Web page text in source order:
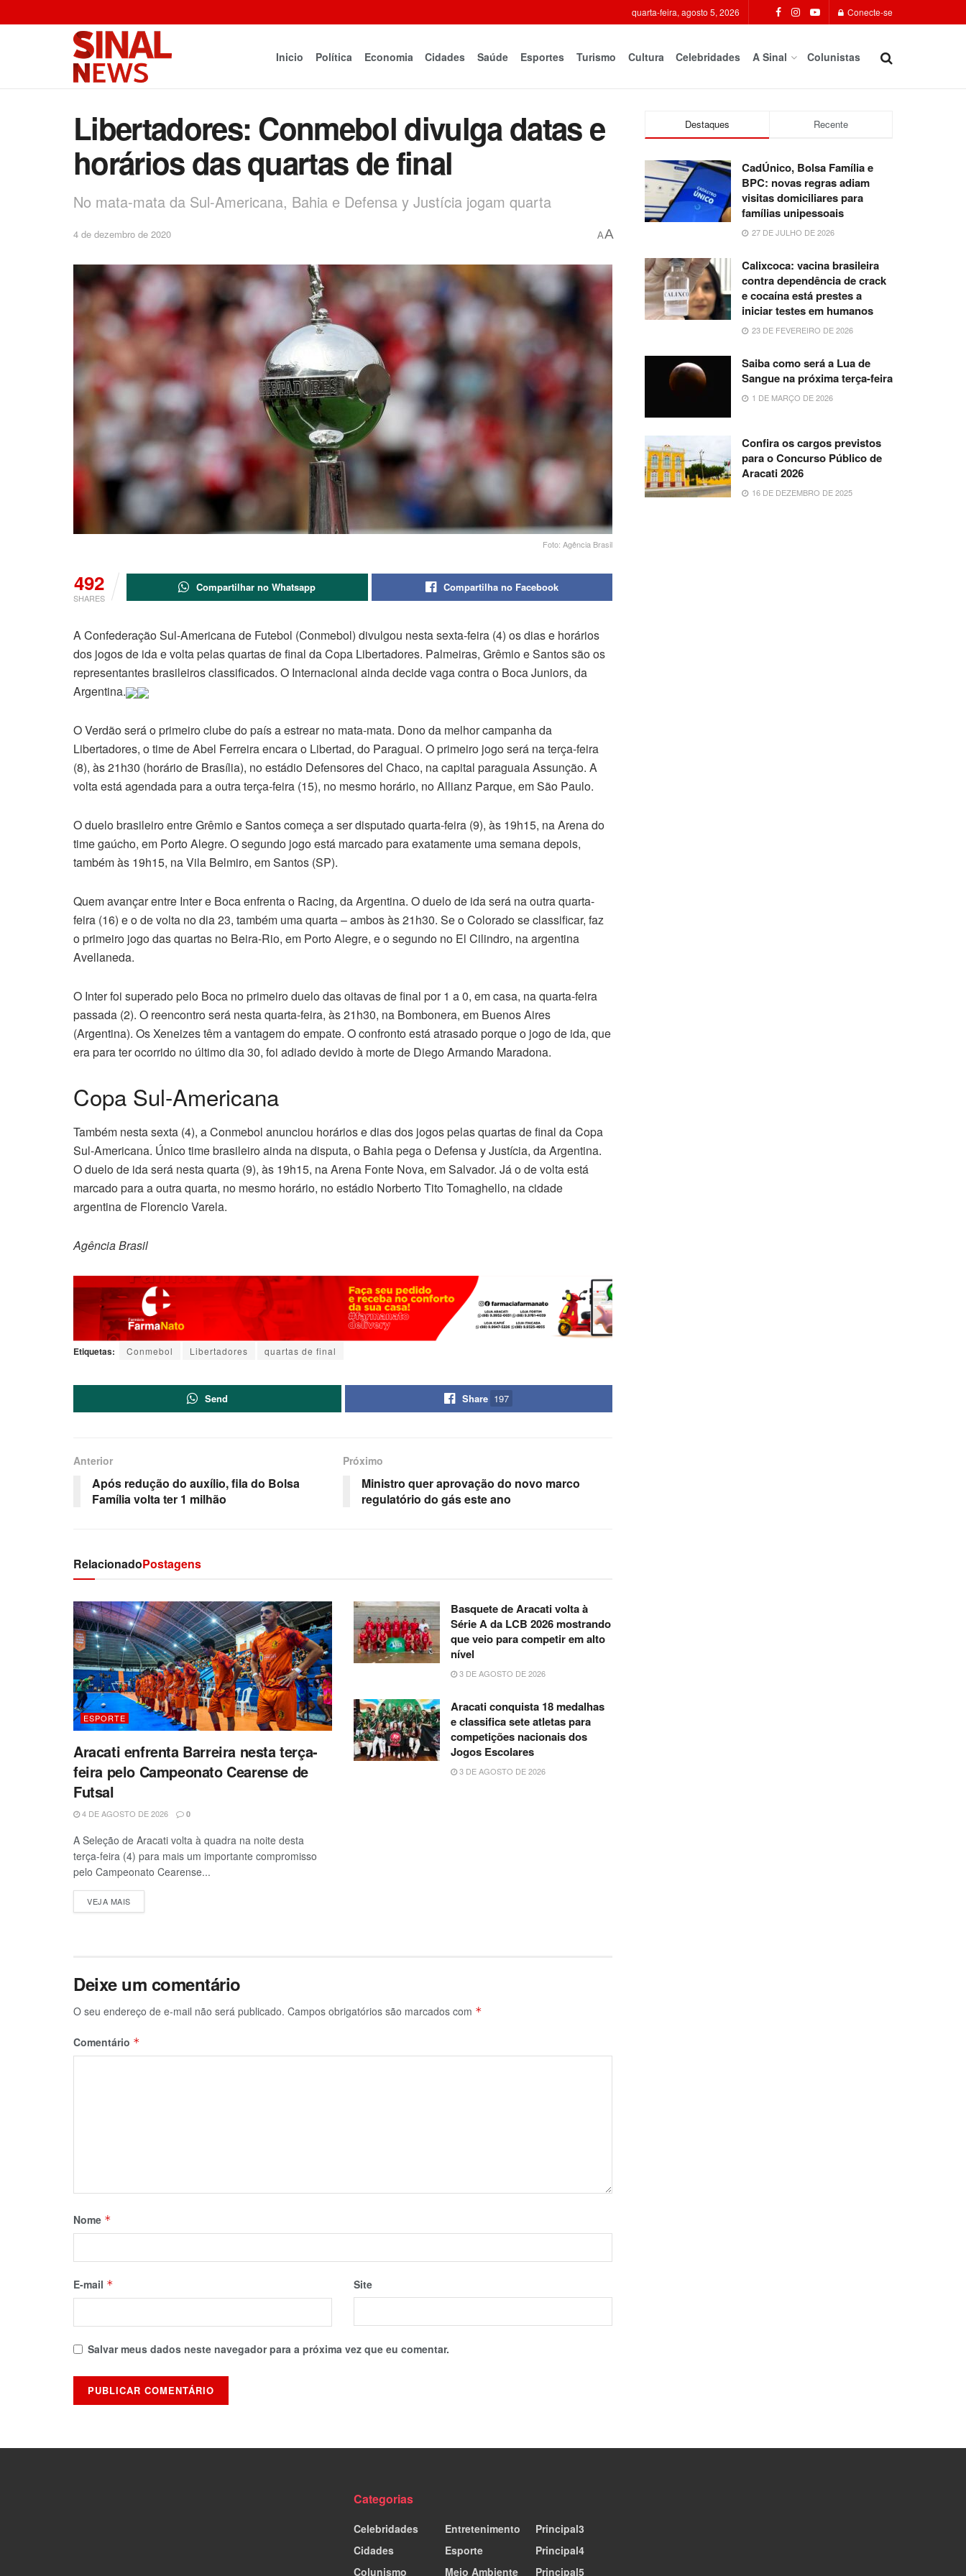
quarta-feira, agosto 5, 2026 Conecte-se
Inicio Política Economia Cidades Saúde Esportes Turismo Cultura Celebridades A Sinal Colunistas
Libertadores: Conmebol divulga datas e
horários das quartas de final
No mata-mata da Sul-Americana, Bahia e Defensa y Justícia jogam quarta
4 de dezembro de 2020 AA
Foto: Agência Brasil
492
SHARES
Compartilhar no Whatsapp Compartilha no Facebook
A Confederação Sul-Americana de Futebol (Conmebol) divulgou nesta sexta-feira (4) os dias e horários
dos jogos de ida e volta pelas quartas de final da Copa Libertadores. Palmeiras, Grêmio e Santos são os
representantes brasileiros classificados. O Internacional ainda decide vaga contra o Boca Juniors, da
Argentina.
O Verdão será o primeiro clube do país a estrear no mata-mata. Dono da melhor campanha da
Libertadores, o time de Abel Ferreira encara o Libertad, do Paraguai. O primeiro jogo será na terça-feira
(8), às 21h30 (horário de Brasília), no estádio Defensores del Chaco, na capital paraguaia Assunção. A
volta está agendada para a outra terça-feira (15), no mesmo horário, no Allianz Parque, em São Paulo.
O duelo brasileiro entre Grêmio e Santos começa a ser disputado quarta-feira (9), às 19h15, na Arena do
time gaúcho, em Porto Alegre. O segundo jogo está marcado para exatamente uma semana depois,
também às 19h15, na Vila Belmiro, em Santos (SP).
Quem avançar entre Inter e Boca enfrenta o Racing, da Argentina. O duelo de ida será na outra quarta-
feira (16) e o de volta no dia 23, também uma quarta – ambos às 21h30. Se o Colorado se classificar, faz
o primeiro jogo das quartas no Beira-Rio, em Porto Alegre, e o segundo no El Cilindro, na argentina
Avellaneda.
O Inter foi superado pelo Boca no primeiro duelo das oitavas de final por 1 a 0, em casa, na quarta-feira
passada (2). O reencontro será nesta quarta-feira, às 21h30, na Bombonera, em Buenos Aires
(Argentina). Os Xeneizes têm a vantagem do empate. O confronto está atrasado porque o jogo de ida, que
era para ter ocorrido no último dia 30, foi adiado devido à morte de Diego Armando Maradona.
Copa Sul-Americana
Também nesta sexta (4), a Conmebol anunciou horários e dias dos jogos pelas quartas de final da Copa
Sul-Americana. Único time brasileiro ainda na disputa, o Bahia pega o Defensa y Justícia, da Argentina.
O duelo de ida será nesta quarta (9), às 19h15, na Arena Fonte Nova, em Salvador. Já o de volta está
marcado para a outra quarta, no mesmo horário, no estádio Norberto Tito Tomaghello, na cidade
argentina de Florencio Varela.
Agência Brasil
Etiquetas: Conmebol Libertadores quartas de final
Send Share 197
Anterior
Após redução do auxílio, fila do Bolsa
Família volta ter 1 milhão
Próximo
Ministro quer aprovação do novo marco
regulatório do gás este ano
RelacionadoPostagens
ESPORTE
Aracati enfrenta Barreira nesta terça-
feira pelo Campeonato Cearense de
Futsal
4 DE AGOSTO DE 2026 0
A Seleção de Aracati volta à quadra na noite desta
terça-feira (4) para mais um importante compromisso
pelo Campeonato Cearense...
VEJA MAIS
Basquete de Aracati volta à
Série A da LCB 2026 mostrando
que veio para competir em alto
nível
3 DE AGOSTO DE 2026
Aracati conquista 18 medalhas
e classifica sete atletas para
competições nacionais dos
Jogos Escolares
3 DE AGOSTO DE 2026
Deixe um comentário
O seu endereço de e-mail não será publicado. Campos obrigatórios são marcados com *
Comentário *
Nome *
E-mail * Site
Salvar meus dados neste navegador para a próxima vez que eu comentar.
Destaques Recente
CadÚnico, Bolsa Família e
BPC: novas regras adiam
visitas domiciliares para
famílias unipessoais
27 DE JULHO DE 2026
Calixcoca: vacina brasileira
contra dependência de crack
e cocaína está prestes a
iniciar testes em humanos
23 DE FEVEREIRO DE 2026
Saiba como será a Lua de
Sangue na próxima terça-feira
1 DE MARÇO DE 2026
Confira os cargos previstos
para o Concurso Público de
Aracati 2026
16 DE DEZEMBRO DE 2025
Categorias
Celebridades
Cidades
Colunismo
Entretenimento
Esporte
Meio Ambiente
Principal3
Principal4
Principal5